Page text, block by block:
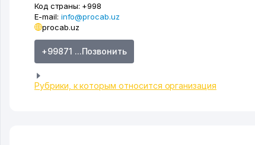
Код страны: +998
E-mail: info@procab.uz
procab.uz
+99871 ...Позвонить
Рубрики, к которым относится организация